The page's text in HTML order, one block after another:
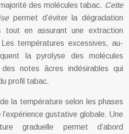
des molécules tabac. Cette
permet d’éviter la dégradation
tout en assurant une extraction
températures excessives, au-
la pyrolyse des molécules
notes âcres indésirables qui
profil tabac.
de la température selon les phases
gustative globale. Une
graduelle permet d’abord